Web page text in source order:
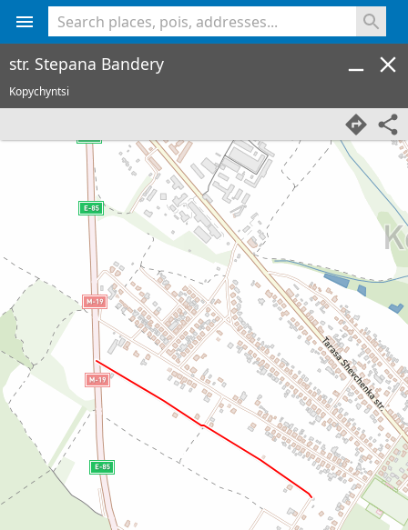
str. Stepana Bandery
Kopychyntsi
<% console.log(hcard) %>